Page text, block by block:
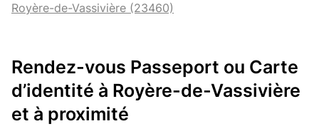
Royère-de-Vassivière (23460)
Rendez-vous Passeport ou Carte
d’identité à Royère-de-Vassivière
et à proximité